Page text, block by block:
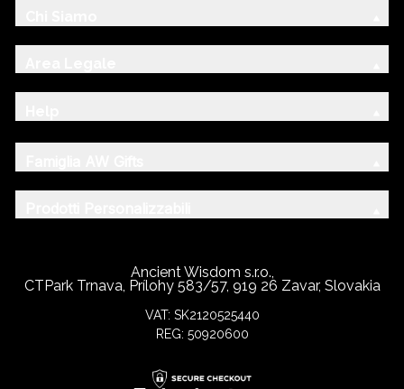
Ancient Wisdom s.r.o.,
CTPark Trnava, Prílohy 583/57, 919 26 Zavar, Slovakia
VAT: SK2120525440
REG: 50920600